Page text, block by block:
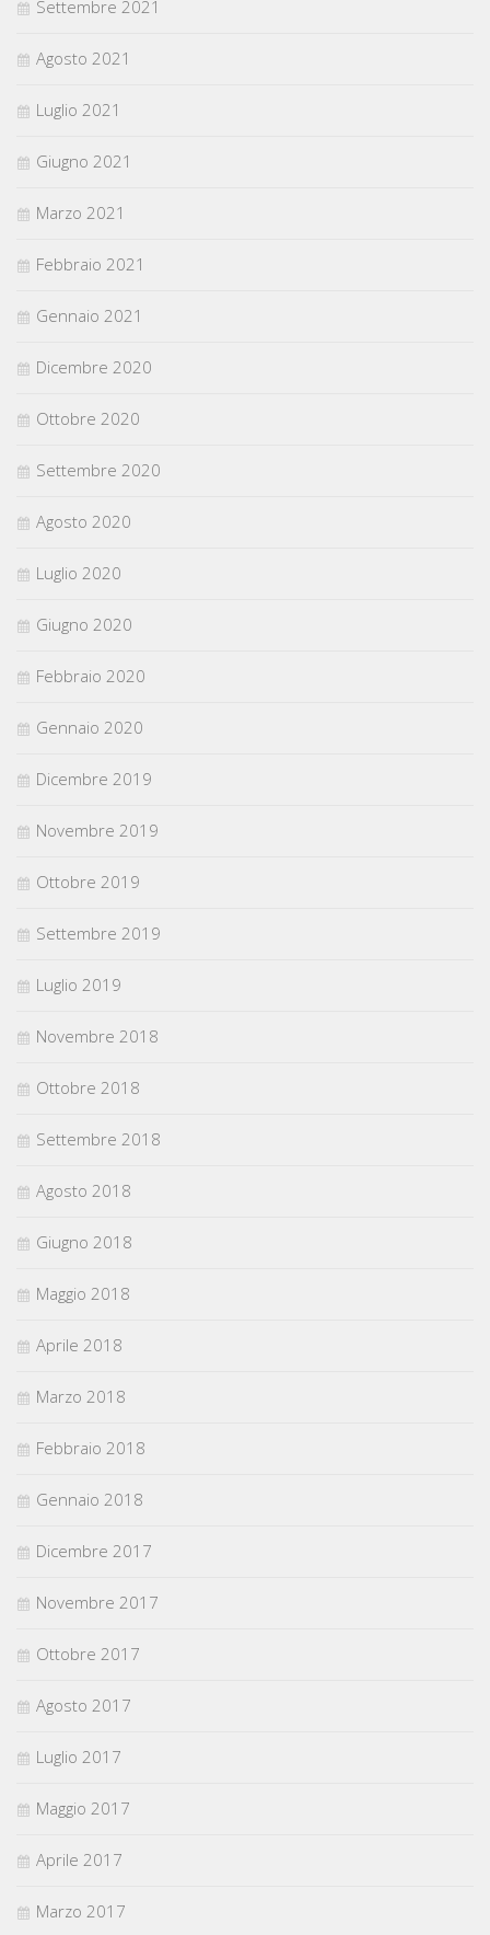
Settembre 2021
Agosto 2021
Luglio 2021
Giugno 2021
Marzo 2021
Febbraio 2021
Gennaio 2021
Dicembre 2020
Ottobre 2020
Settembre 2020
Agosto 2020
Luglio 2020
Giugno 2020
Febbraio 2020
Gennaio 2020
Dicembre 2019
Novembre 2019
Ottobre 2019
Settembre 2019
Luglio 2019
Novembre 2018
Ottobre 2018
Settembre 2018
Agosto 2018
Giugno 2018
Maggio 2018
Aprile 2018
Marzo 2018
Febbraio 2018
Gennaio 2018
Dicembre 2017
Novembre 2017
Ottobre 2017
Agosto 2017
Luglio 2017
Maggio 2017
Aprile 2017
Marzo 2017